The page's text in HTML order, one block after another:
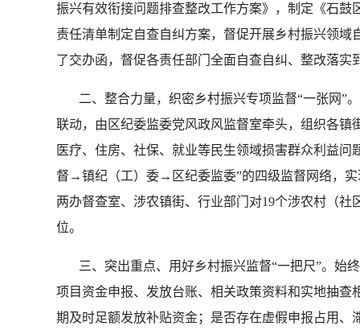
振兴有效衔接问题排查整改工作方案》，制定《石
责任清单制定自查自纠方案，督促开展乡村振兴领
了交办函，督促各责任部门全面自查自纠、整改落实
二、整合力量，织密乡村振兴专项监督“一张网”。
联动，由区纪委监委党风政风监督室牵头，组织各
医疗、住房、社保、就业等民生领域损害群众利益
督→镇纪（工）委→区纪委监委”的四级监督网络，
两办督查室、涉农镇街、行业部门对19个涉农村（社
位。
三、突出重点、用好乡村振兴监督“一把尺”。始终
项目资金申报、发放台账、相关政策资料和实地抽
期及时足额发放补贴资金；是否存在虚假申报占用